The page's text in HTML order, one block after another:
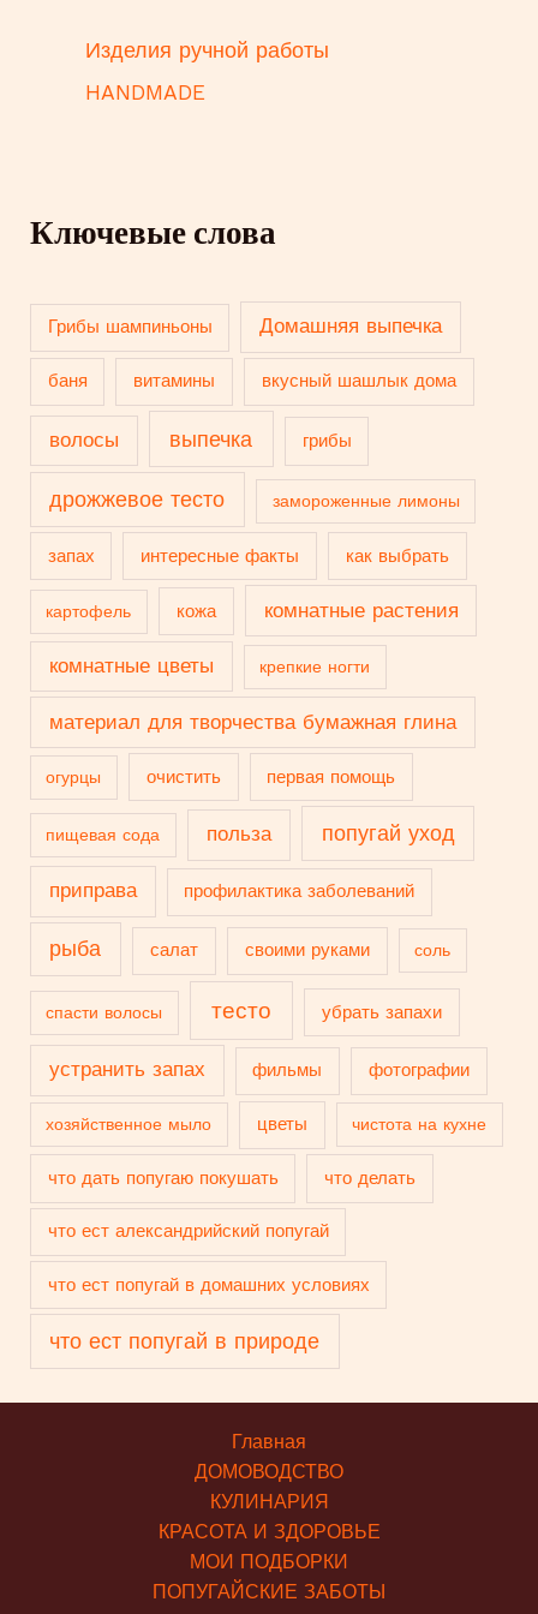
Изделия ручной работы
HANDMADE
Ключевые слова
Грибы шампиньоны Домашняя выпечка
баня витамины вкусный шашлык дома
волосы выпечка грибы
дрожжевое тесто замороженные лимоны
запах интересные факты как выбрать
картофель кожа комнатные растения
комнатные цветы крепкие ногти
материал для творчества бумажная глина
огурцы очистить первая помощь
пищевая сода польза попугай уход
приправа профилактика заболеваний
рыба салат своими руками соль
спасти волосы тесто убрать запахи
устранить запах фильмы фотографии
хозяйственное мыло цветы чистота на кухне
что дать попугаю покушать что делать
что ест александрийский попугай
что ест попугай в домашних условиях
что ест попугай в природе
Главная
ДОМОВОДСТВО
КУЛИНАРИЯ
КРАСОТА И ЗДОРОВЬЕ
МОИ ПОДБОРКИ
ПОПУГАЙСКИЕ ЗАБОТЫ